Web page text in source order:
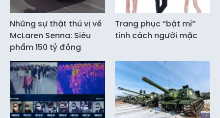
Những sự thật thú vị về
McLaren Senna: Siêu
phẩm 150 tỷ đồng
Trang phục “bật mí”
tính cách người mặc